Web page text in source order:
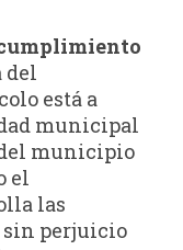
del
está a
municipal
municipio
el
las
sin perjuicio